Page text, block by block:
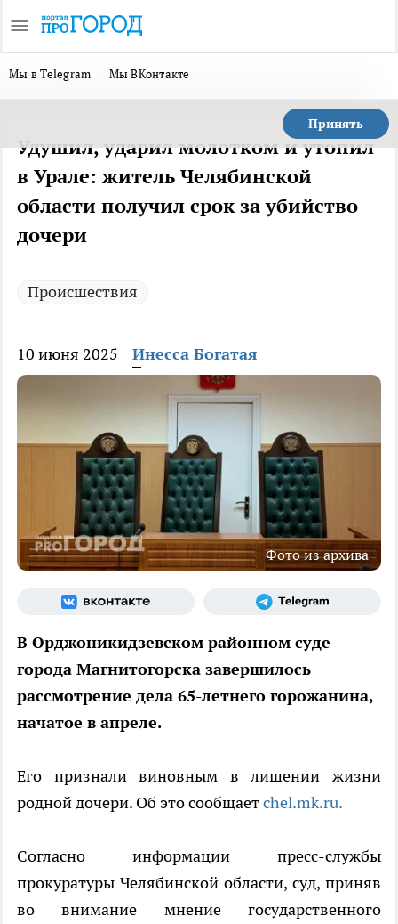
Мы в Telegram Мы ВКонтакте
Принять
Удушил, ударил молотком и утопил
в Урале: житель Челябинской
области получил срок за убийство
дочери
Происшествия
10 июня 2025 Инесса Богатая
Фото из архива
В Орджоникидзевском районном суде
города Магнитогорска завершилось
рассмотрение дела 65-летнего горожанина,
начатое в апреле.
Его признали виновным в лишении жизни
родной дочери. Об это сообщаетchel.mk.ru.
Согласно информации пресс-службы
прокуратуры Челябинской области, суд, приняв
во внимание мнение государственного